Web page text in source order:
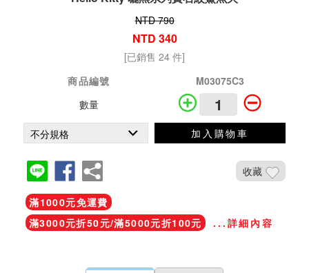
NTD 790
NTD 340
[已銷售 24 件]
商品編號
M03075C3
數量
加入購物車
收藏
滿1000元免運費
滿3000元折50元/滿5000元折100元
...詳細內容